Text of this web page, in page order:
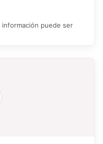
información puede ser